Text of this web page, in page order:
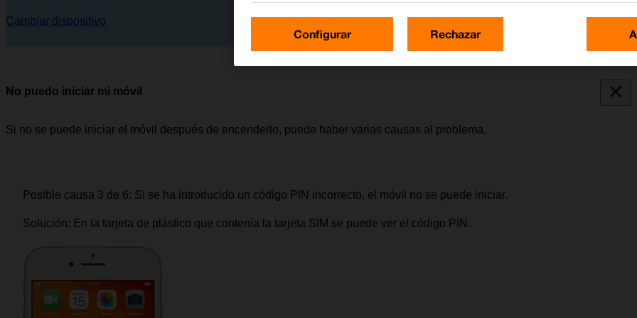
Cambiar dispositivo
No puedo iniciar mi móvil
Si no se puede iniciar el móvil después de encenderlo, puede haber varias causas al problema.
Posible causa 3 de 6: Si se ha introducido un código PIN incorrecto, el móvil no se puede iniciar.
Solución: En la tarjeta de plástico que contenía la tarjeta SIM se puede ver el código PIN.
Configurar Rechazar